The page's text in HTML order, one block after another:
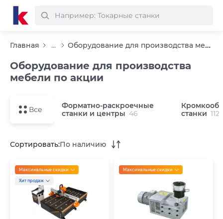
Главная ... Оборудование для производства мебели по акции
Оборудование для производства
мебели по акции
Все
Форматно-раскроечные
станки и центры 46
станки 112
Сортировать:По наличию
Максимальные скидки
Хит продаж
Максимальные скидки